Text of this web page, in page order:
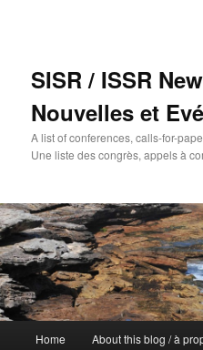
SISR / ISSR
Nouvelles et
A list of conferences, calls-for-
Une liste des congrès, appels à
Skip
Home About this blog / à